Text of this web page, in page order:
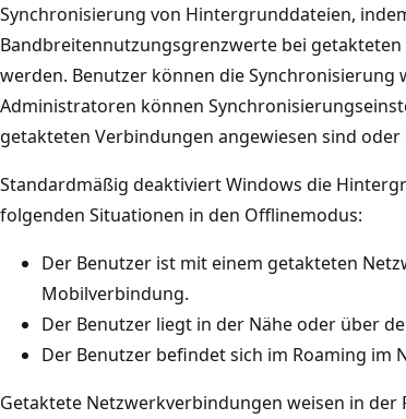
Synchronisierung von Hintergrunddateien,
Bandbreitennutzungsgrenzwerte bei
werden. Benutzer können die
Administratoren können
getakteten Verbindungen angewiesen sind
Standardmäßig deaktiviert Windows die
folgenden Situationen in den Offlinemodus:
Der Benutzer ist mit einem getakteten
Mobilverbindung.
Der Benutzer liegt in der Nähe oder über
Der Benutzer befindet sich im Roaming im
Getaktete Netzwerkverbindungen weisen in